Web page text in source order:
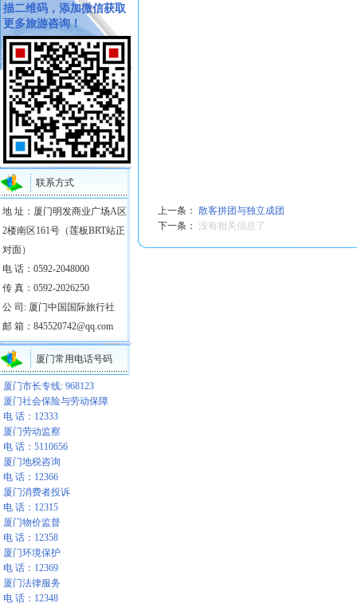
描二维码，添加微信获取
更多旅游咨询！
联系方式
地 址：厦门明发商业广场A区
2楼南区161号（莲板BRT站正
对面）
电 话：0592-2048000
传 真：0592-2026250
公 司: 厦门中国国际旅行社
邮 箱：845520742@qq.com
厦门常用电话号码
厦门市长专线: 968123
厦门社会保险与劳动保障
电 话：12333
厦门劳动监察
电 话：5110656
厦门地税咨询
电 话：12366
厦门消费者投诉
电 话：12315
厦门物价监督
电 话：12358
厦门环境保护
电 话：12369
厦门法律服务
电 话：12348
上一条： 散客拼团与独立成团
下一条： 没有相关信息了